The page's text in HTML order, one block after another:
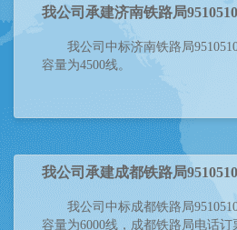
我公司承建济南铁路局
我公司中标济南铁路局
容量为4500线。
我公司承建成都铁路局
我公司中标成都铁路局
容量为6000线，成都铁路局电话订